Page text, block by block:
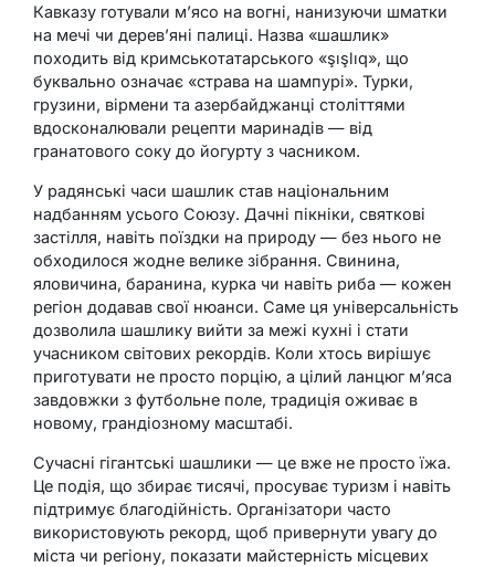
Кавказу готували м’ясо на вогні, нанизуючи шматки
на мечі чи дерев’яні палиці. Назва «шашлик»
походить від кримськотатарського «şışlıq», що
буквально означає «страва на шампурі». Турки,
грузини, вірмени та азербайджанці століттями
вдосконалювали рецепти маринадів — від
гранатового соку до йогурту з часником.
У радянські часи шашлик став національним
надбанням усього Союзу. Дачні пікніки, святкові
застілля, навіть поїздки на природу — без нього не
обходилося жодне велике зібрання. Свинина,
яловичина, баранина, курка чи навіть риба — кожен
регіон додавав свої нюанси. Саме ця універсальність
дозволила шашлику вийти за межі кухні і стати
учасником світових рекордів. Коли хтось вирішує
приготувати не просто порцію, а цілий ланцюг м’яса
завдовжки з футбольне поле, традиція оживає в
новому, грандіозному масштабі.
Сучасні гігантські шашлики — це вже не просто їжа.
Це подія, що збирає тисячі, просуває туризм і навіть
підтримує благодійність. Організатори часто
використовують рекорд, щоб привернути увагу до
міста чи регіону, показати майстерність місцевих